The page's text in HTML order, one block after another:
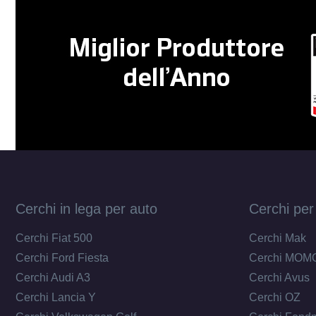
Cerchi in lega per auto
Cerchi Fiat 500
Cerchi Ford Fiesta
Cerchi Audi A3
Cerchi Lancia Y
Cerchi
Cerchi Mak
Cerchi
Cerchi Avus
Cerchi OZ